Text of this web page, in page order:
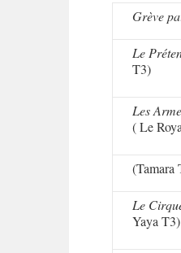
Grève
Le
T3)
Les
( Le
(Tamara
Le
Yaya T3)